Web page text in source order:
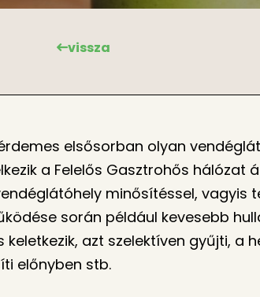
vissza
elsősorban olyan
a Felelős Gasztrohős hálózat
minősítéssel, vagyis
során például kevesebb
keletkezik, azt szelektíven gyűjti, a
előnyben stb.